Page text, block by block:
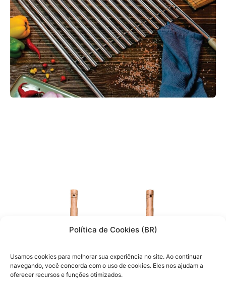
Política de Cookies (BR)
Usamos cookies para melhorar sua experiência no site. Ao continuar
navegando, você concorda com o uso de cookies. Eles nos ajudam a
oferecer recursos e funções otimizados.